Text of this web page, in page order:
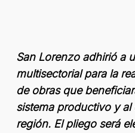
San Lorenzo adhirió a
multisectorial para la
de obras que
sistema productivo y al
región. El pliego será